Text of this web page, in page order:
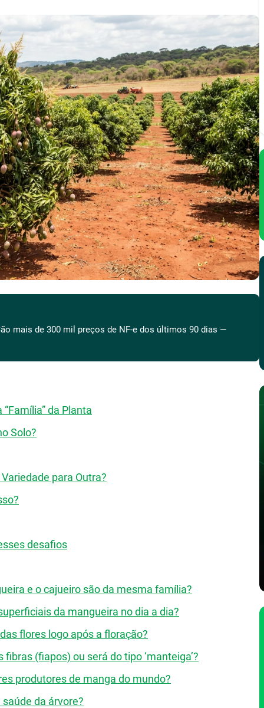
mais de 300 mil preços de NF-e dos últimos 90 dias —
da Planta
Solo?
para Outra?
desafios
e o cajueiro são da mesma família?
da mangueira no dia a dia?
flores logo após a floração?
(fiapos) ou será do tipo ‘manteiga’?
produtores de manga do mundo?
da árvore?